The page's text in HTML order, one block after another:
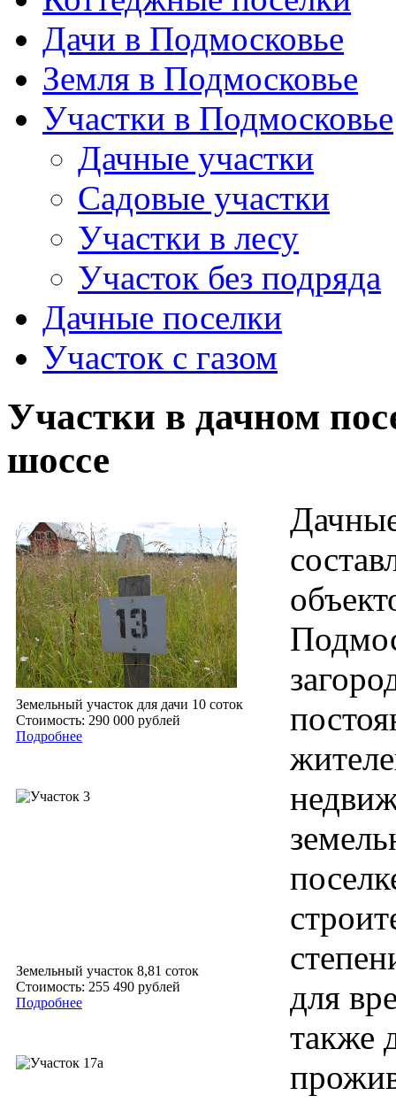
Дачи в Подмосковье
Земля в Подмосковье
Участки в Подмосковье
Дачные участки
Садовые участки
Участки в лесу
Участок без подряда
Дачные поселки
Участок с газом
Участки в дачном
шоссе
Земельный участок для дачи 10 соток
Стоимость: 290 000 рублей
Подробнее
Земельный участок 8,81 соток
Стоимость: 255 490 рублей
Подробнее
для
также